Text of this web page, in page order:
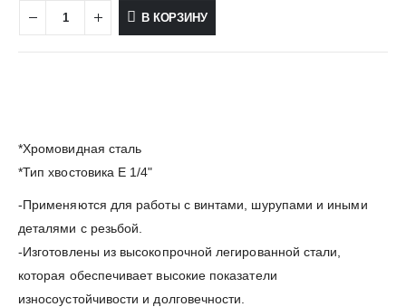
В КОРЗИНУ
*Хромовидная сталь
*Тип хвостовика Е 1/4"
-Применяются для работы с винтами, шурупами и иными
деталями с резьбой.
-Изготовлены из высокопрочной легированной стали,
которая обеспечивает высокие показатели
износоустойчивости и долговечности.